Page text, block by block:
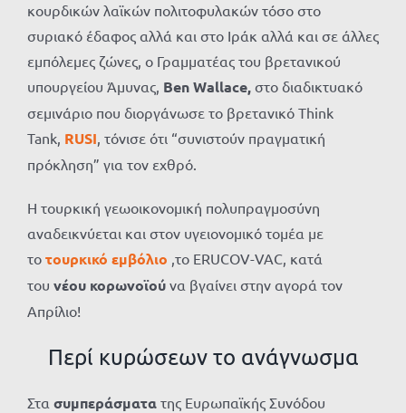
κουρδικών λαϊκών πολιτοφυλακών τόσο στο
συριακό έδαφος αλλά και στο Ιράκ αλλά και σε άλλες
εμπόλεμες ζώνες, ο Γραμματέας του βρετανικού
υπουργείου Άμυνας, Ben Wallace, στο διαδικτυακό
σεμινάριο που διοργάνωσε το βρετανικό Think
Tank, RUSI, τόνισε ότι “συνιστούν πραγματική
πρόκληση” για τον εχθρό.
Η τουρκική γεωοικονομική πολυπραγμοσύνη
αναδεικνύεται και στον υγειονομικό τομέα με
το τουρκικό εμβόλιο ,το ERUCOV-VAC, κατά
του νέου κορωνοϊού να βγαίνει στην αγορά τον
Απρίλιο!
Περί κυρώσεων το ανάγνωσμα
Στα συμπεράσματα της Ευρωπαϊκής Συνόδου